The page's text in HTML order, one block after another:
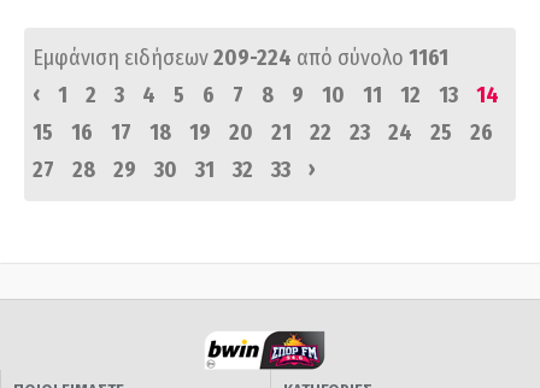
Εμφάνιση ειδήσεων209-224 από σύνολο 1161
‹
1 2 3 4 5 6 7 8 9 10 11 12 13
14
15
16 17 18 19 20 21 22 23 24 25
26
27
28 29 30 31 32 33 ›